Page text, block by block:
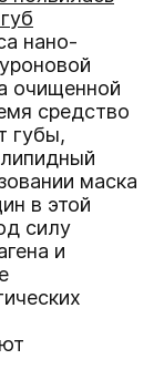
нано-
очищенной
средство
губы,
маска
в этой
силу
и